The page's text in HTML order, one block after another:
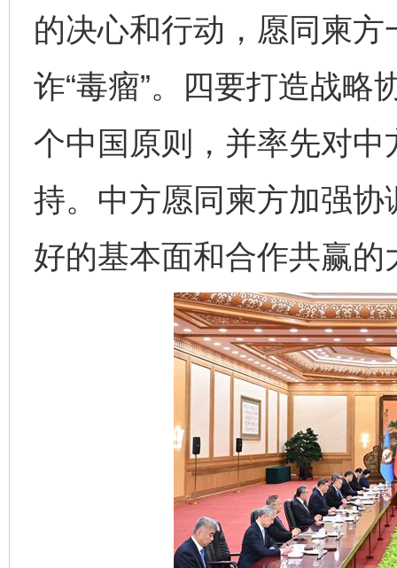
的决心和行动，愿同柬
诈“毒瘤”。四要打造战略
个中国原则，并率先对
持。中方愿同柬方加强
好的基本面和合作共赢的